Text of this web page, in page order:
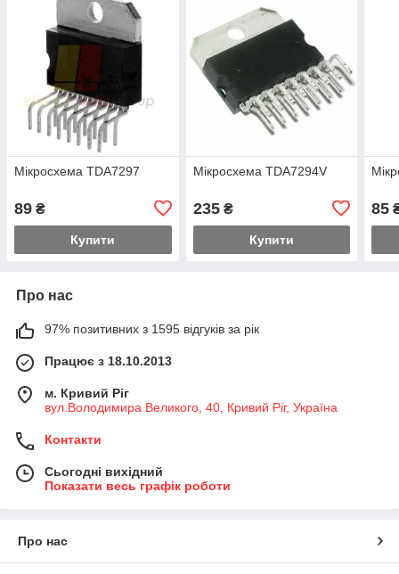
Мікросхема TDA7297
89 ₴
Купити
Мікросхема TDA7294V
235₴
Купити
85
Про нас
97% позитивних з 1595 відгуків за рік
Працює з 18.10.2013
м. Кривий Ріг
вул.Володимира Великого, 40, Кривий Ріг, Україна
Контакти
Сьогодні вихідний
Показати весь графік роботи
Про нас